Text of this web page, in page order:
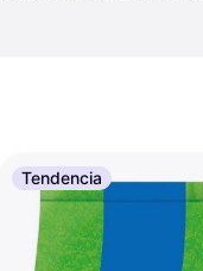
Tendencia